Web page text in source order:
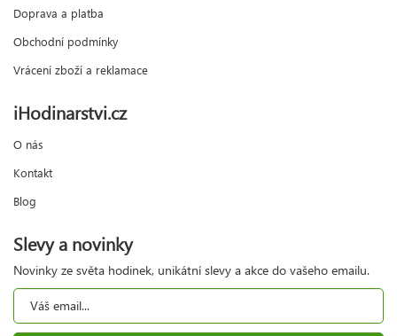
Doprava a platba
Obchodní podmínky
Vrácení zboží a reklamace
iHodinarstvi.cz
O nás
Kontakt
Blog
Slevy a novinky
Novinky ze světa hodinek, unikátní slevy a akce do vašeho emailu.